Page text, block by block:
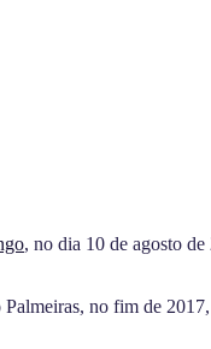
, no dia 10 de agosto
no fim de